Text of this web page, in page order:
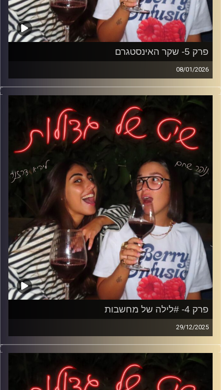
פרק 5- שקר האינסטגרם
08/01/2026
הסטורי מושלם, החיים פחות.
פוזות, קנאה, תשומת לב ולמה כולנו שם.
בלי פילטרים (כמעט).
קרדיט תמונות: נופר שחם
פרק 4- #לילה של מחשבות
29/12/2025
אם אי פעם שכבת במיטה וניהלת ריב עם עצמך על משהו
שקרה לפני שנים- זה הפרק שלך. מחשבות יתר, סרטים שרצים
בלילה, הודעות עם יותר מדי משמעות ופחדים שיוצאים רק
כששקט.